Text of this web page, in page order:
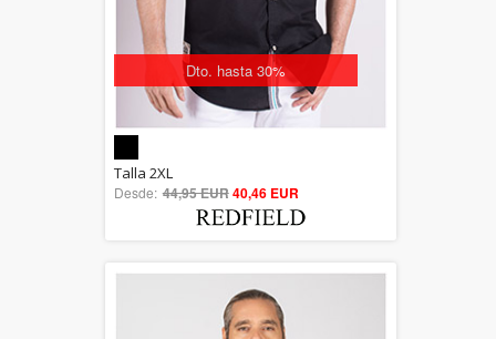
Dto. hasta 30%
out of 5
Talla 2XL
Desde: 44,95 EUR40,46 EUR